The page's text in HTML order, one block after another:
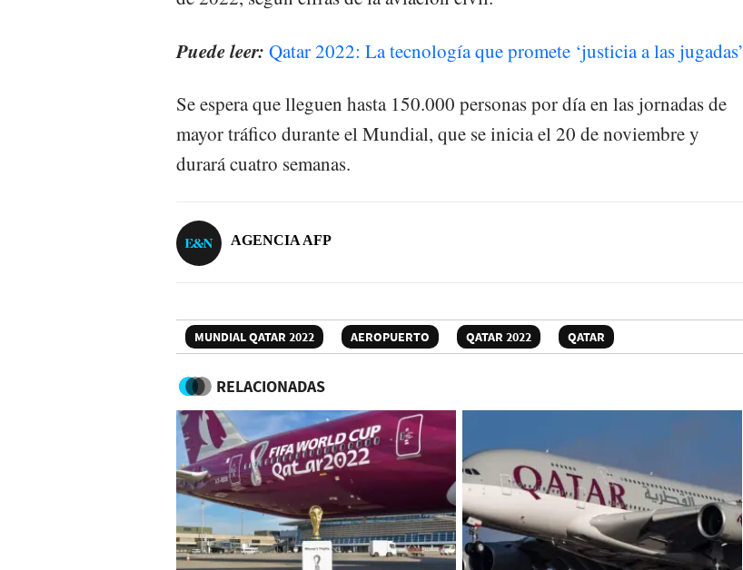
Puede leer: Qatar 2022: La tecnología que promete ‘justicia a las jugadas’
Se espera que lleguen hasta 150.000 personas por día en las jornadas de
mayor tráfico durante el Mundial, que se inicia el 20 de noviembre y
durará cuatro semanas.
AGENCIA AFP
MUNDIAL QATAR 2022 AEROPUERTO QATAR 2022 QATAR
RELACIONADAS